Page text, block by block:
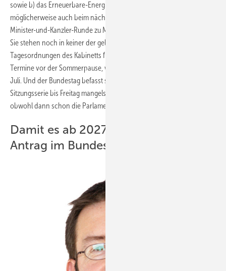
sowie b) das Erneuerbare-Energien-Gesetz (EEG) – sind
möglicherweise auch beim nächsten Treffen der wöchentlichen
Minister-und-Kanzler-Runde zu Mitte Juli noch nicht einigungsfähig.
Sie stehen noch in keiner der geleakten mutmaßlichen
Tagesordnungen des Kabinetts für einen der drei noch übrigen
Termine vor der Sommerpause, weder am 15., noch am 22. oder 29.
Juli. Und der Bundestag befasst sich in der am Mittwoch gestarteten
Sitzungsserie bis Freitag mangels Kabinettsentwurf noch nicht damit,
obwohl dann schon die Parlamentsferien beginnen.
Damit es ab 2027 wirkt: Grünen-
Antrag im Bundestag für kleines EEG